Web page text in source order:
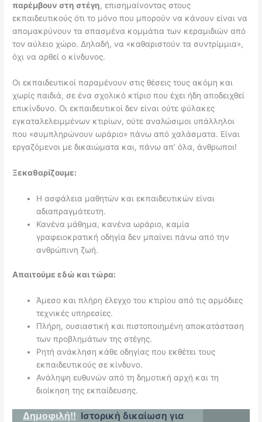
παρέμβουν στη στέγη, επισημαίνοντας στους
εκπαιδευτικούς ότι το μόνο που μπορούν να κάνουν είναι να
απομακρύνουν τα σπασμένα κομμάτια των κεραμιδιών από
τον αύλειο χώρο. Δηλαδή, να «καθαριστούν τα συντρίμμια»,
όχι να αρθεί ο κίνδυνος.
Οι εκπαιδευτικοί παραμένουν στις θέσεις τους ακόμη και
χωρίς παιδιά, σε ένα σχολικό κτίριο που έχει ήδη αποδειχθεί
επικίνδυνο. Οι εκπαιδευτικοί δεν είναι ούτε φύλακες
εγκαταλελειμμένων κτιρίων, ούτε αναλώσιμοι υπάλληλοι
που «συμπληρώνουν ωράριο» πάνω από χαλάσματα. Είναι
εργαζόμενοι με δικαιώματα και, πάνω απ’ όλα, άνθρωποι!
Ξεκαθαρίζουμε:
Η ασφάλεια μαθητών και εκπαιδευτικών είναι
αδιαπραγμάτευτη.
Κανένα μάθημα, κανένα ωράριο, καμία
γραφειοκρατική οδηγία δεν μπαίνει πάνω από την
ανθρώπινη ζωή.
Απαιτούμε εδώ και τώρα:
Άμεσο και πλήρη έλεγχο του κτιρίου από τις αρμόδιες
τεχνικές υπηρεσίες.
Πλήρη, ουσιαστική και πιστοποιημένη αποκατάσταση
των προβλημάτων της στέγης.
Ρητή ανάκληση κάθε οδηγίας που εκθέτει τους
εκπαιδευτικούς σε κίνδυνο.
Ανάληψη ευθυνών από τη δημοτική αρχή και τη
διοίκηση της εκπαίδευσης.
Δημοφιλή!! Ιστορική δικαίωση για